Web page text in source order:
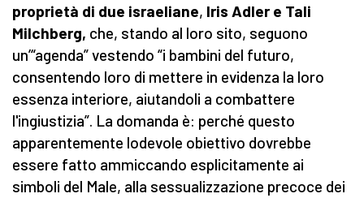
proprietà di due israeliane, Iris Adler e Tali
Milchberg, che, stando al loro sito, seguono
un’“agenda” vestendo “i bambini del futuro,
consentendo loro di mettere in evidenza la loro
essenza interiore, aiutandoli a combattere
l'ingiustizia”. La domanda è: perché questo
apparentemente lodevole obiettivo dovrebbe
essere fatto ammiccando esplicitamente ai
simboli del Male, alla sessualizzazione precoce dei